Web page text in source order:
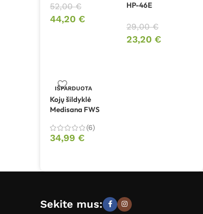
52,00€
44,20 €
HP-46E
29,00€
23,20 €
IŠPARDUOTA
Kojų šildyklė
Medisana FWS
(6)
34,99 €
Sekite mus: